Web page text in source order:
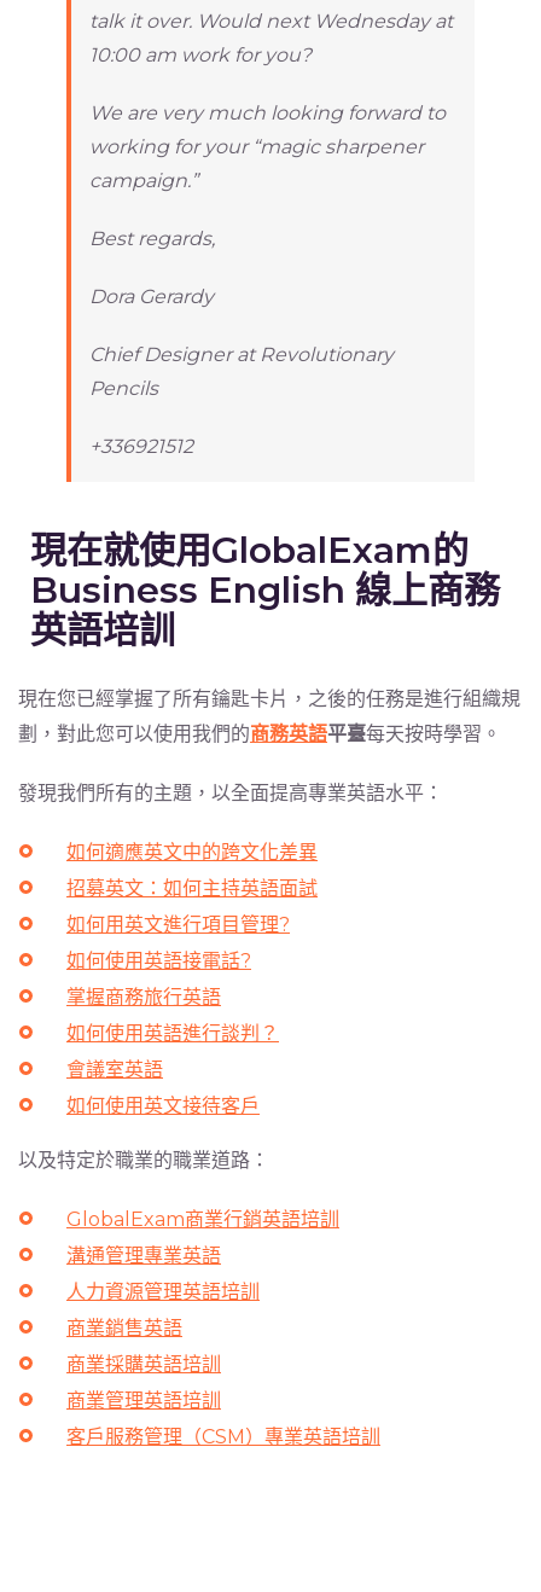
talk it over. Would next Wednesday at
10:00 am work for you?
We are very much looking forward to
working for your “magic sharpener
campaign.”
Best regards,
Dora Gerardy
Chief Designer at Revolutionary
Pencils
+336921512
現在就使用GlobalExam的
Business English 線上商務
英語培訓
現在您已經掌握了所有鑰匙卡片，之後的任務是進行組織規
劃，對此您可以使用我們的商務英語平臺每天按時學習。
發現我們所有的主題，以全面提高專業英語水平：
如何適應英文中的跨文化差異
招募英文：如何主持英語面試
如何用英文進行項目管理?
如何使用英語接電話?
掌握商務旅行英語
如何使用英語進行談判？
會議室英語
如何使用英文接待客戶
以及特定於職業的職業道路：
GlobalExam商業行銷英語培訓
溝通管理專業英語
人力資源管理英語培訓
商業銷售英語
商業採購英語培訓
商業管理英語培訓
客戶服務管理（CSM）專業英語培訓